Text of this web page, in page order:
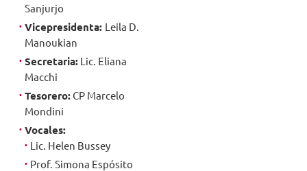
Sanjurjo
Vicepresidenta: Leila D.
Manoukian
Secretaria: Lic. Eliana
Macchi
Tesorero: CP Marcelo
Mondini
Vocales:
Lic. Helen Bussey
Prof. Simona Espósito